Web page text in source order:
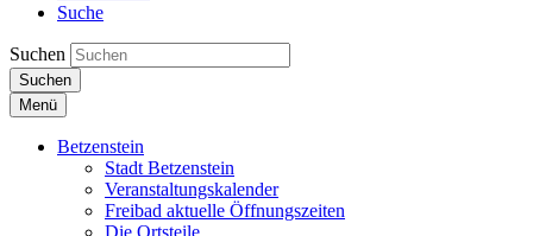
Suche
Suchen
Suchen
Menü
Betzenstein
Stadt Betzenstein
Veranstaltungskalender
Freibad aktuelle Öffnungszeiten
Die Ortsteile